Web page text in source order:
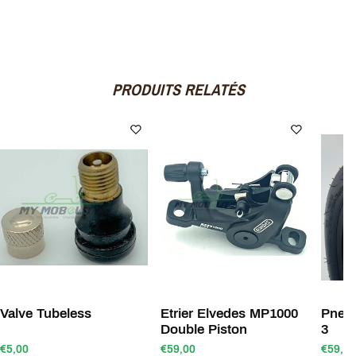
PRODUITS RELATÉS
Valve Tubeless
€5,00
Etrier Elvedes MP1000
Double Piston
€59,00
3
€59,00